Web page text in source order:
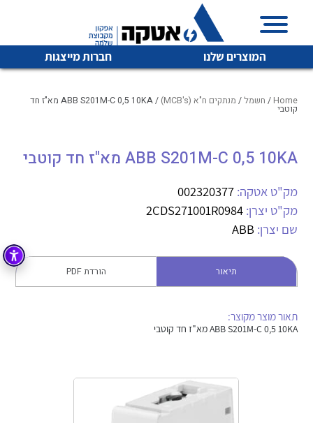
המוצרים שלנו חברות מייצגות
איכות | שרות | זמינות
והפצה של מוצרי
מיתוג, בקרה , ואינסטלציה חשמלית ופעילה ב7 תחומים:
חשמל מיתוג ואינסטלציה חשמלית
בקרה
זיווד
אלקטרוניקה
מטענים לרכב חשמלי
פתרונות לתחום הסולארי
לכל מוצרי היצרן לכל מוצרי היצרן
לכל מוצרי היצרן לכל מוצרי היצרן
לכל מוצרי היצרן
Home
/ חשמל / מנתקים ח"א (MCB's) / ABB S201M-C 0,5 10KA מא"ז חד
קוטבי
ABB S201M-C 0,5 10KA מא"ז חד קוטבי
מק"ט אטקה: 002320377
מק"ט יצרן: 2CDS271001R0984
שם יצרן: ABB
תיאור הורדת PDF
תאור מוצר מקוצר:
ABB S201M-C 0,5 10KA מא"ז חד קוטבי